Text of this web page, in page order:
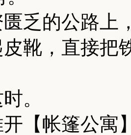
乏的公路上
靴，直接把
。
【帐篷公寓